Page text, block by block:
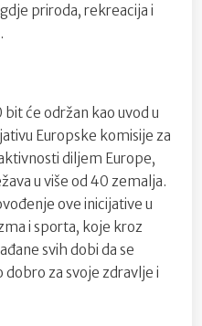
priroda, rekreacija i
će održan kao uvod u
Europske komisije za
diljem Europe,
u više od 40 zemalja.
ove inicijative u
i sporta, koje kroz
svih dobi da se
za svoje zdravlje i